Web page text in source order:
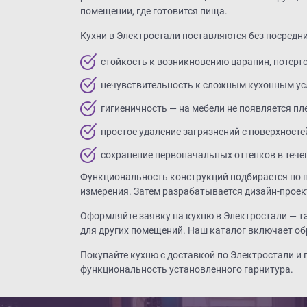
помещении, где готовится пища.
Кухни в Электростали поставляются без
стойкость к возникновению царапин,
нечувствительность к сложным кухонным
гигиеничность — на мебели не появляется
простое удаление загрязнений с
сохранение первоначальных оттенков в
Функциональность конструкций подбирается
измерения. Затем разрабатывается дизайн-
Оформляйте заявку на кухню в Электростали —
для других помещений. Наш каталог включает
Покупайте кухню с доставкой по Электростали
функциональность установленного гарнитура.